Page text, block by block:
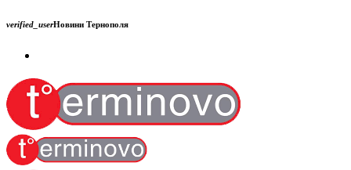
verified_userНовини Тернополя